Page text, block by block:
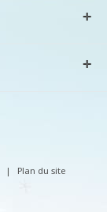
| Plan du site